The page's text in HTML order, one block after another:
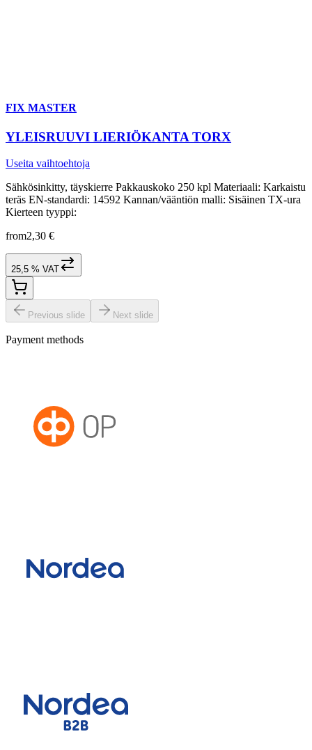
FIX MASTER
YLEISRUUVI LIERIÖKANTA TORX
Useita vaihtoehtoja
Sähkösinkitty, täyskierre Pakkauskoko 250 kpl Materiaali: Karkaistu
teräs EN-standardi: 14592 Kannan/vääntiön malli: Sisäinen TX-ura
Kierteen tyyppi:
from2,30 €
25,5 % VAT
Previous slide Next slide
Payment methods